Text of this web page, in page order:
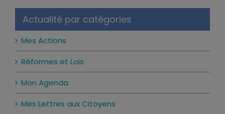
Actualité par catégories
Mes Actions
Réformes et Lois
Mon Agenda
Mes Lettres aux Citoyens